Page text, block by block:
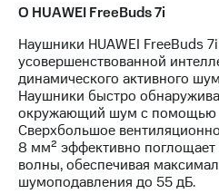
О HUAWEI FreeBuds 7i
Наушники HUAWEI FreeBuds
усовершенствованной
динамического активного
Наушники быстро
окружающий шум с помощью
Сверхбольшое
8 мм² эффективно
волны, обеспечивая
шумоподавления до 55 дБ.